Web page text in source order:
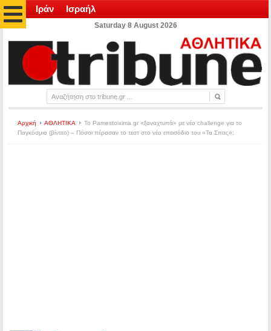
Ιράν Ισραήλ
Saturday 8 August 2026
Αρχική ΑΘΛΗΤΙΚΑ
Το Pamestoixima.gr «ξαναχτυπά» με νέο challenge για το
Παγκόσμιο (βίντεο) – Πόσοι πέρασαν το τεστ στο νέο επεισόδιο του «Τα Σπας»;